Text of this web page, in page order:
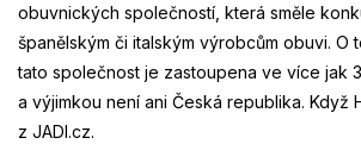
obuvnických společností, která směle
španělským či italským výrobcům obuvi. O
tato společnost je zastoupena ve více jak
a výjimkou není ani Česká republika. Když
z JADI.cz.